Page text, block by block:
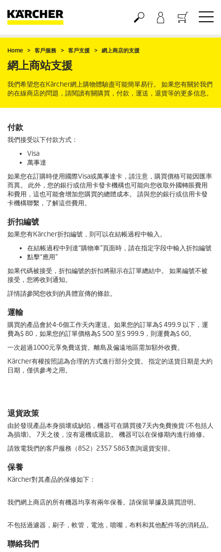
購物車
Home 客戶服務 客戶支援 網上商店的支援
網上商站支援
我們希望您在Kärcher網上購物體驗盡可能簡單易行。 如果您有關於我們
的在線商店的問題，請閱讀有關購買，付款，運送，退貨等的更多信息。
付款
我們接受以下付款方式：
Visa
萬事達
如果您在訂購時使用國際Visa或萬事達卡，請注意，購買價格可能因匯率
而異。 此外，您的銀行或信用卡發卡機構也可能向您收取外國轉賬費用
和費用，這也可能會增加您購買的總體成本。 請與您的銀行或信用卡發
卡機構聯繫，了解這些費用。
折扣編號
如果您有Kärcher折扣編號，則可以在結帳過程中輸入。
在結帳過程中到達“購物車”頁面時，請在指定字段中輸入折扣編號
點擊“應用”
如果代碼被接受，折扣編號的折扣將顯示在訂單總結中。 如果編號不被
接受，您將收到通知。
詳情請參閱您收到的具體宣傳的條款。
運輸
購買的產品會於4-6個工作天內運送。如果您的訂單為$ 499.9 以下，運
費為$ 80，如果您的訂單價格為$ 500 至$ 999.9，則運費為$ 60。
一次超過1000元享免費送貨。離島及偏遠地區需加額外收費。
Kärcher有權按照認為合理的方式進行部分交貨。 指定的送貨日期是大約
日期，僅供參考之用。
退貨政策
由於發現產品本身損壞或缺陷，機器可在購買後7天內免費換貨 (不包括人
為損壞)。 7天之後，沒有退機或退款。 機器可以在保修期內進行維修。
請致電我們的客戶服務（852）2357 5863查詢退貨安排。
保養
Kärcher對其產品的保修如下：
我們網上商店的所有機器均享有兩年保養。請保留單據及購買證明。
不包括過濾器，刷子，軟管，電池，噴嘴，布料和其他配件等的消耗品。
聯絡我們